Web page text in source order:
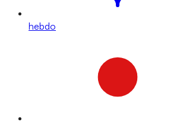
hebdo